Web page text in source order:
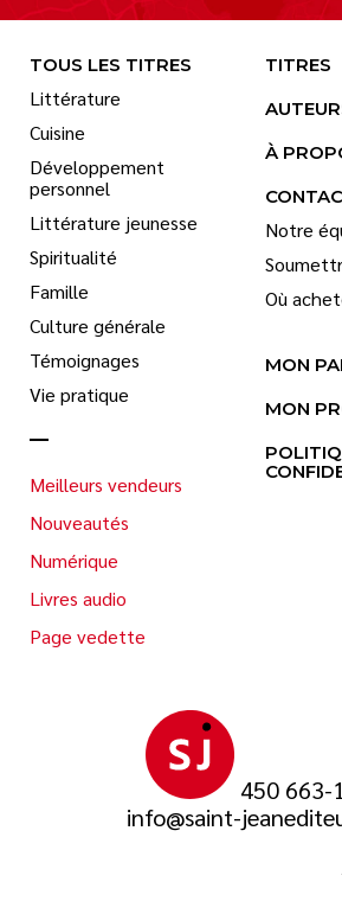
450 663-
info@saint-
TOUS LES TITRES
Littérature
Cuisine
Développement
personnel
Littérature jeunesse
Spiritualité
Famille
Culture générale
Témoignages
Vie pratique
Meilleurs vendeurs
Nouveautés
Numérique
Livres audio
Page vedette
TITRES
À
Notre
Où
MON
MON